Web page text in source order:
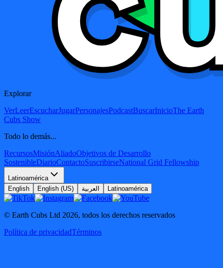
Explorar
VerLeerEscucharJugarPersonajesPodcastBuscarInicioThe Earth
Cubs Show
Todo lo demás...
RecursosMisiónAliadoObjetivos de Desarrollo
SostenibleDiarioContactoSuscribirseNational Grid Fellowship
Latinoamérica
English
English (US) العربية Latinoamérica
© Earth Cubs Ltd 2026, todos los derechos reservados
Política de privacidadTérminos